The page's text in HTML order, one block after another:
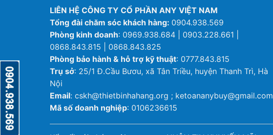
LIÊN HỆ CÔNG TY CỔ PHẦN ANY VIỆT NAM
Tổng đài chăm sóc khách hàng: 0904.938.569
Phòng kinh doanh: 0969.938.684 | 0903.228.661 |
0868.843.815 | 0868.843.825
Phòng bảo hành & hỗ trợ kỹ thuật: 0777.843.815
Trụ sở: 25/1 Đ.Cầu Bươu, xã Tân Triều, huyện Thanh Trì, Hà
Nội
Email: cskh@thietbinhahang.org ; ketoananybuy@gmail.com
Mã số doanh nghiệp: 0106236615